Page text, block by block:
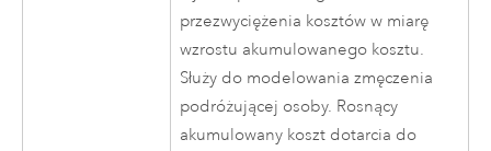
przezwyciężenia kosztów w miarę
wzrostu akumulowanego kosztu.
Służy do modelowania zmęczenia
podróżującej osoby. Rosnący
akumulowany koszt dotarcia do